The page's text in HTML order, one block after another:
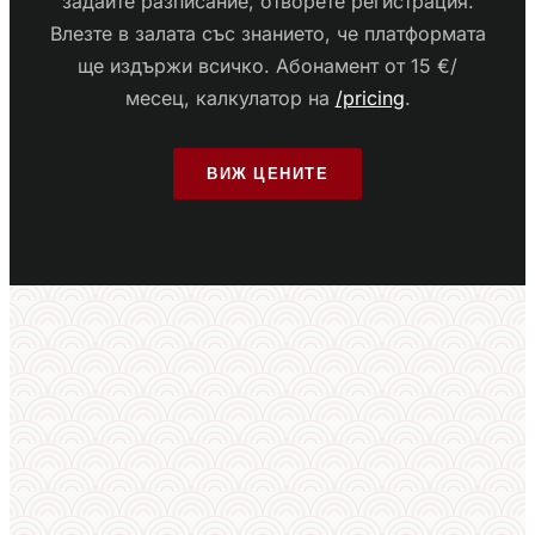
Влезте в залата със знанието, че платформата
ще издържи всичко. Абонамент от 15 €/
месец, калкулатор на /pricing.
ВИЖ ЦЕНИТЕ